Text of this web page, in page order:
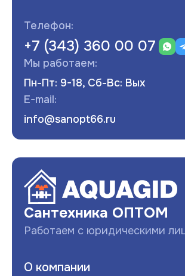
Телефон:
+7 (343) 360 00 07
Мы работаем:
Пн-Пт: 9-18, Сб-Вс: Вых
E-mail:
info@sanopt66.ru
Сантехника ОПТОМ
Работаем с юридическими
О компании